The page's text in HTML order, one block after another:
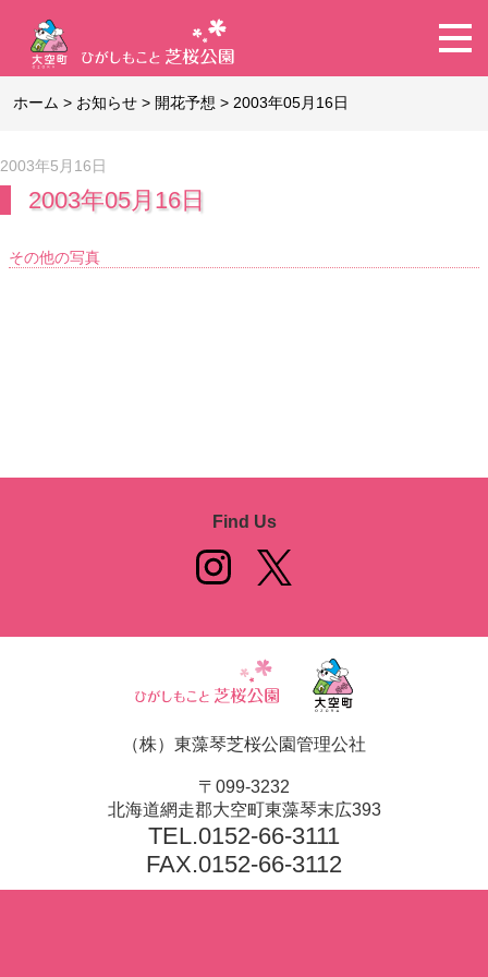
ホーム > お知らせ > 開花予想 >2003年05月16日
2003年5月16日
2003年05月16日
その他の写真
Find Us
（株）東藻琴芝桜公園管理公社
〒099-3232
北海道網走郡大空町東藻琴末広393
TEL.0152-66-3111
FAX.0152-66-3112